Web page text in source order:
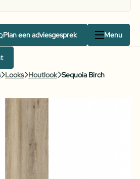
Plan een adviesgesprek Menu
Looks Houtlook Sequoia Birch